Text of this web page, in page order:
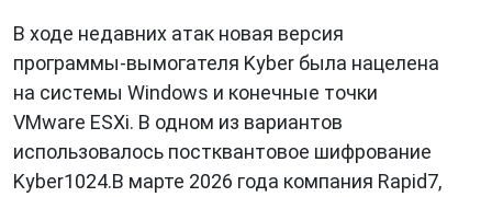
В ходе недавних атак новая версия
программы-вымогателя Kyber была нацелена
на системы Windows и конечные точки
VMware ESXi. В одном из вариантов
использовалось постквантовое шифрование
Kyber1024.В марте 2026 года компания Rapid7,